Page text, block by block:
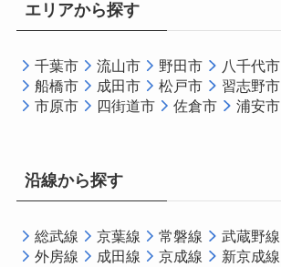
エリアから探す
千葉市 流山市 野田市 八千代市
船橋市
成田市 松戸市 習志野市
市原市
四街道市 佐倉市 浦安市
沿線から探す
総武線 京葉線 常磐線 武蔵野線
外房線
成田線 京成線
新京成線